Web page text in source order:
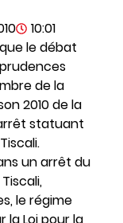
10:01
le débat
de la
2010 de la
statuant
un arrêt du
le régime
la Loi pour la